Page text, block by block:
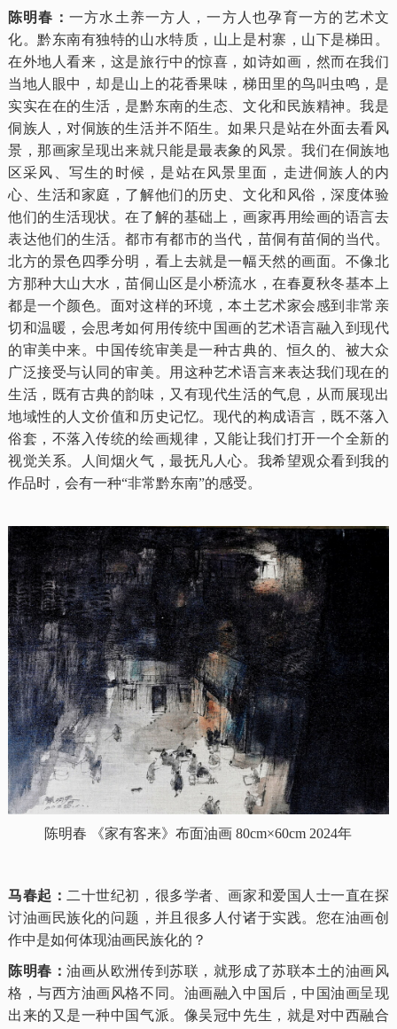
陈明春： 一方水土养一方人，一方人也孕育一方的艺术文
化。黔东南有独特的山水特质，山上是村寨，山下是梯田。
在外地人看来，这是旅行中的惊喜，如诗如画，然而在我们
当地人眼中，却是山上的花香果味，梯田里的鸟叫虫鸣，是
实实在在的生活，是黔东南的生态、文化和民族精神。我是
侗族人，对侗族的生活并不陌生。如果只是站在外面去看风
景，那画家呈现出来就只能是最表象的风景。我们在侗族地
区采风、写生的时候，是站在风景里面，走进侗族人的内
心、生活和家庭，了解他们的历史、文化和风俗，深度体验
他们的生活现状。在了解的基础上，画家再用绘画的语言去
表达他们的生活。都市有都市的当代，苗侗有苗侗的当代。
北方的景色四季分明，看上去就是一幅天然的画面。不像北
方那种大山大水，苗侗山区是小桥流水，在春夏秋冬基本上
都是一个颜色。面对这样的环境，本土艺术家会感到非常亲
切和温暖，会思考如何用传统中国画的艺术语言融入到现代
的审美中来。中国传统审美是一种古典的、恒久的、被大众
广泛接受与认同的审美。用这种艺术语言来表达我们现在的
生活，既有古典的韵味，又有现代生活的气息，从而展现出
地域性的人文价值和历史记忆。现代的构成语言，既不落入
俗套，不落入传统的绘画规律，又能让我们打开一个全新的
视觉关系。人间烟火气，最抚凡人心。我希望观众看到我的
作品时，会有一种“非常黔东南”的感受。
陈明春 《家有客来》布面油画 80cm×60cm 2024年
马春起：二十世纪初，很多学者、画家和爱国人士一直在探
讨油画民族化的问题，并且很多人付诸于实践。您在油画创
作中是如何体现油画民族化的？
陈明春：油画从欧洲传到苏联，就形成了苏联本土的油画风
格，与西方油画风格不同。油画融入中国后，中国油画呈现
出来的又是一种中国气派。像吴冠中先生，就是对中西融合